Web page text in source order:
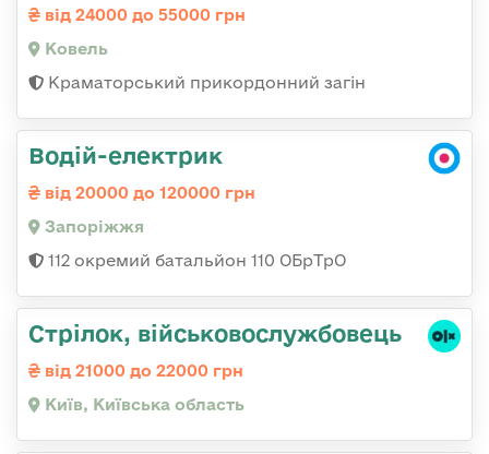
від 24000 до 55000 грн
Ковель
Краматорський прикордонний загін
Водій-електрик
від 20000 до 120000 грн
Запоріжжя
112 окремий батальйон 110 ОБрТрО
Стрілок, військовослужбовець
від 21000 до 22000 грн
Київ, Київська область